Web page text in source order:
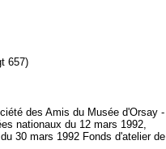
657)
des Amis du Musée d'Orsay -
nationaux du 12 mars 1992,
30 mars 1992 Fonds d'atelier de